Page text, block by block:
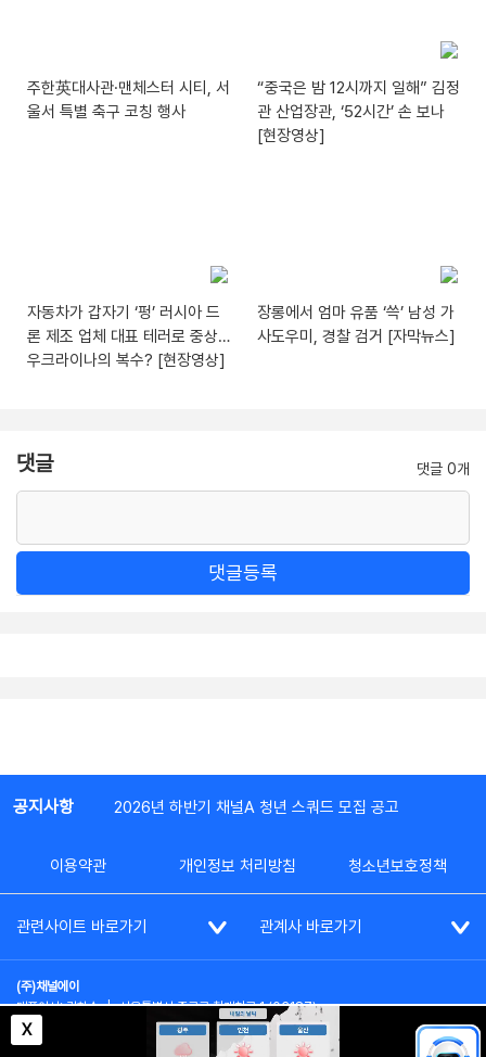
주한英대사관·맨체스터 시티, 서
울서 특별 축구 코칭 행사
“중국은 밤 12시까지 일해” 김정
관 산업장관, ‘52시간’ 손 보나
[현장영상]
자동차가 갑자기 ‘펑’ 러시아 드
론 제조 업체 대표 테러로 중상…
우크라이나의 복수? [현장영상]
장롱에서 엄마 유품 ‘쓱’ 남성 가
사도우미, 경찰 검거 [자막뉴스]
댓글 댓글 0개
댓글등록
X
공지사항 2026년 하반기 채널A 청년 스쿼드 모집 공고
이용약관 개인정보 처리방침 청소년보호정책
관련사이트 바로가기 관계사 바로가기
(주)채널에이
대표이사: 김차수 | 서울특별시 종로구 청계천로 1 (03187)
부가통신사업신고: 022357호 | 사업자등록번호: 101-86-62787
대표전화: (02)2020-3114
시청자상담실: (02)2020-3100